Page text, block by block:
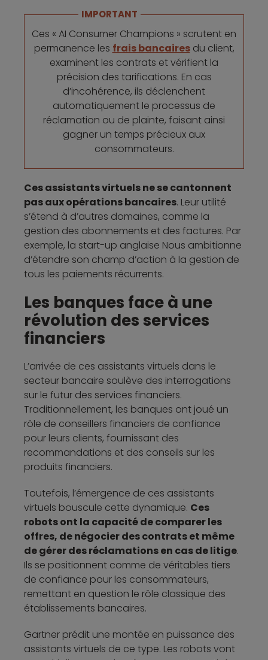
IMPORTANT
Ces « AI Consumer Champions » scrutent en
permanence les frais bancairesdu client,
examinent les contrats et vérifient la
précision des tarifications. En cas
d’incohérence, ils déclenchent
automatiquement le processus de
réclamation ou de plainte, faisant ainsi
gagner un temps précieux aux
consommateurs.
Ces assistants virtuels ne se cantonnent
pas aux opérations bancaires. Leur utilité
s’étend à d’autres domaines, comme la
gestion des abonnements et des factures. Par
exemple, la start-up anglaise Nous ambitionne
d’étendre son champ d’action à la gestion de
tous les paiements récurrents.
Les banques face à une
révolution des services
financiers
L’arrivée de ces assistants virtuels dans le
secteur bancaire soulève des interrogations
sur le futur des services financiers.
Traditionnellement, les banques ont joué un
rôle de conseillers financiers de confiance
pour leurs clients, fournissant des
recommandations et des conseils sur les
produits financiers.
Toutefois, l’émergence de ces assistants
virtuels bouscule cette dynamique. Ces
robots ont la capacité de comparer les
offres, de négocier des contrats et même
de gérer des réclamations en cas de litige.
Ils se positionnent comme de véritables tiers
de confiance pour les consommateurs,
remettant en question le rôle classique des
établissements bancaires.
Gartner prédit une montée en puissance des
assistants virtuels de ce type. Les robots vont